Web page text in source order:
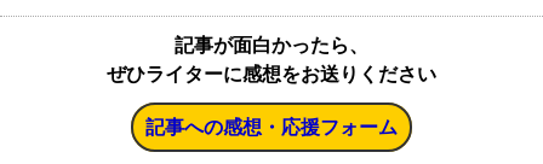
記事が面白かったら、
ぜひライターに感想をお送りください
記事への感想・応援フォーム